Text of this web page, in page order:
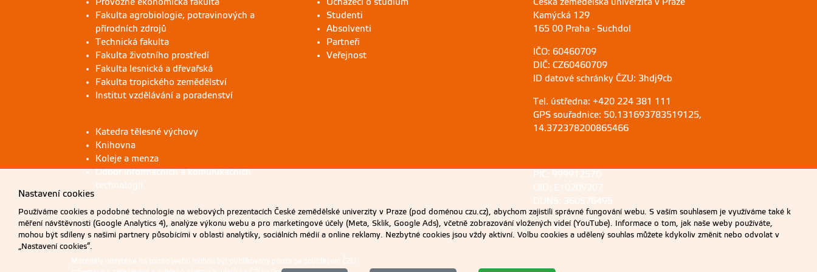
Fakulta agrobiologie, potravinových a
přírodních zdrojů
Technická fakulta
Fakulta životního prostředí
Fakulta lesnická a dřevařská
Fakulta tropického zemědělství
Institut vzdělávání a poradenství
Katedra tělesné výchovy
Knihovna
Koleje a menza
Odbor informačních a komunikačních
technologií
Studenti
Absolventi
Partneři
Veřejnost
Kamýcká 129
165 00 Praha - Suchdol
IČO: 60460709
DIČ: CZ60460709
ID datové schránky ČZU: 3hdj9cb
Tel. ústředna: +420 224 381 111
GPS souřadnice: 50.131693783519125,
14.372378200865466
PIC: 999912570
OID: E10209207
DUNS: 360576495
Materiály umístěné na tomto webu mohou být publikovány pouze se souhlasem ČZU.
Nastavení cookies
Používáme cookies a podobné technologie na webových prezentacích České zemědělské univerzity v Praze (pod doménou czu.cz), abychom zajistili správné fungování webu. S vaším souhlasem je využíváme také k
měření návštěvnosti (Google Analytics 4), analýze výkonu webu a pro marketingové účely (Meta, Sklik, Google Ads), včetně zobrazování vložených videí (YouTube). Informace o tom, jak naše weby používáte,
mohou být sdíleny s našimi partnery působícími v oblasti analytiky, sociálních médií a online reklamy. Nezbytné cookies jsou vždy aktivní. Volbu cookies a udělený souhlas můžete kdykoliv změnit nebo odvolat v
„Nastavení cookies“.